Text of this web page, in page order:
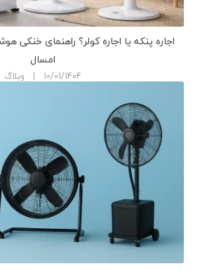
اجاره پنکه یا اجاره کولر؟ راهنمای خنکی
امسال
10/01/1404 | وبلاگ